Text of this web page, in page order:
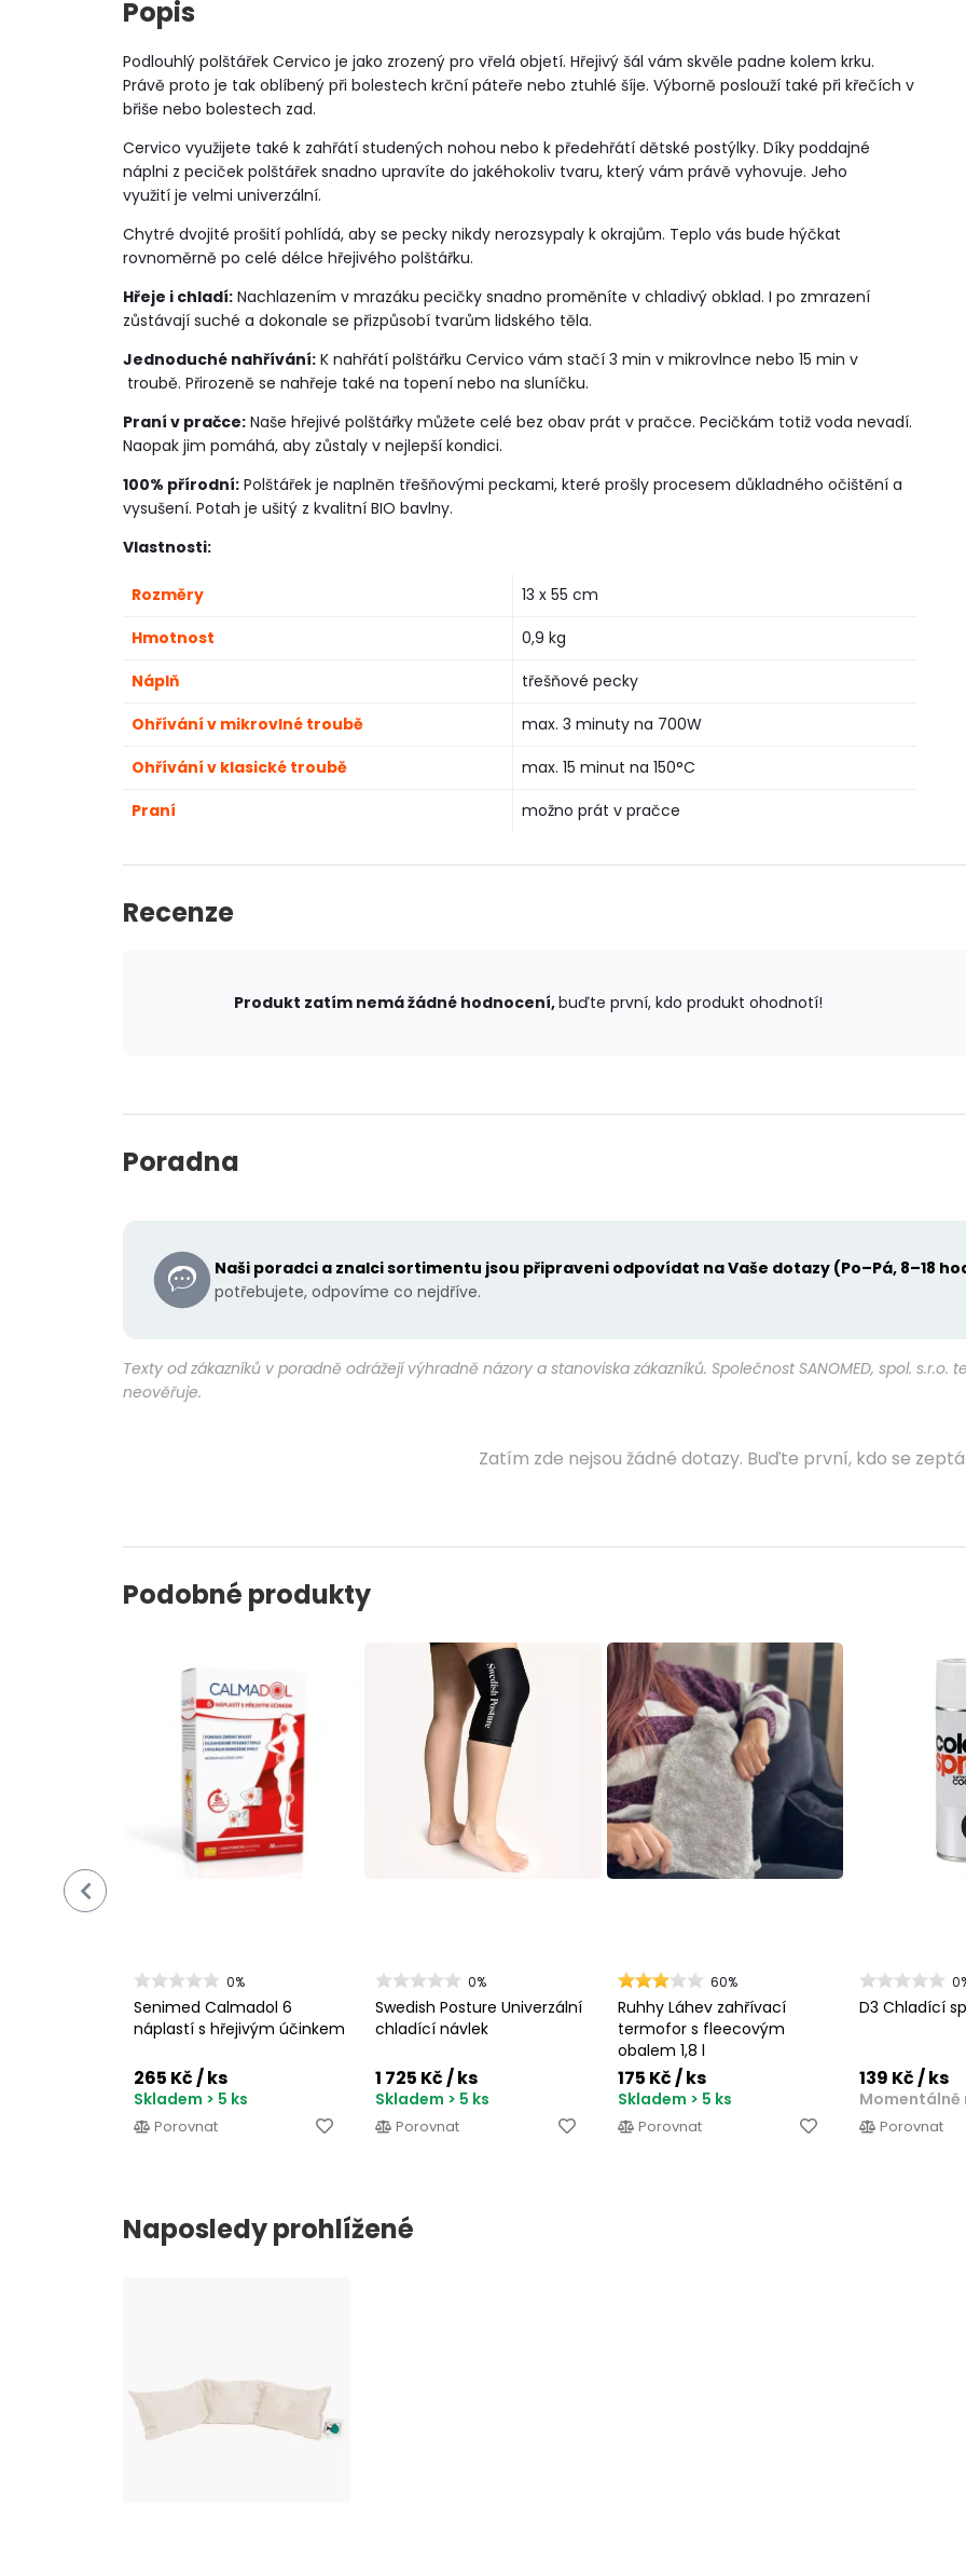
Popis
Podlouhlý polštářek Cervico je jako zrozený pro vřelá objetí. Hřejivý šál vám skvěle padne kolem krku.
Právě proto je tak oblíbený při bolestech krční páteře nebo ztuhlé šíje. Výborně poslouží také při křečích v
břiše nebo bolestech zad.
Cervico využijete také k zahřátí studených nohou nebo k předehřátí dětské postýlky. Díky poddajné
náplni z peciček polštářek snadno upravíte do jakéhokoliv tvaru, který vám právě vyhovuje. Jeho
využití je velmi univerzální.
Chytré dvojité prošití pohlídá, aby se pecky nikdy nerozsypaly k okrajům. Teplo vás bude hýčkat
rovnoměrně po celé délce hřejivého polštářku.
Hřeje i chladí: Nachlazením v mrazáku pecičky snadno proměníte v chladivý obklad. I po zmrazení
zůstávají suché a dokonale se přizpůsobí tvarům lidského těla.
Jednoduché nahřívání: K nahřátí polštářku Cervico vám stačí 3 min v mikrovlnce nebo 15 min v
troubě. Přirozeně se nahřeje také na topení nebo na sluníčku.
Praní v pračce: Naše hřejivé polštářky můžete celé bez obav prát v pračce. Pecičkám totiž voda nevadí.
Naopak jim pomáhá, aby zůstaly v nejlepší kondici.
100% přírodní: Polštářek je naplněn třešňovými peckami, které prošly procesem důkladného očištění a
vysušení. Potah je ušitý z kvalitní BIO bavlny.
Vlastnosti:
Rozměry
13 x 55 cm
Hmotnost
0,9 kg
Náplň
třešňové pecky
Ohřívání v mikrovlné troubě
max. 3 minuty na 700W
Ohřívání v klasické troubě
max. 15 minut na 150°C
Praní
možno prát v pračce
Recenze
Produkt zatím nemá žádné hodnocení,buďte první, kdo produkt ohodnotí!
Poradna
Naši poradci a znalci sortimentu jsou připraveni odpovídat na Vaše dotazy (Po–Pá, 8–18
potřebujete, odpovíme co nejdříve.
Texty od zákazníků v poradně odrážejí výhradně názory a stanoviska zákazníků. Společnost SANOMED, spol.
neověřuje.
Zatím zde nejsou žádné dotazy. Buďte první, kdo se
Podobné produkty
0%
Senimed Calmadol 6
náplastí s hřejivým účinkem
265 Kč/ ks
Skladem > 5 ks
Porovnat
0%
Swedish Posture Univerzální
chladící návlek
1 725 Kč/ ks
Skladem > 5 ks
Porovnat
60%
Ruhhy Láhev zahřívací
termofor s fleecovým
obalem 1,8 l
175 Kč/ ks
Skladem > 5 ks
Porovnat
D3 Chladící
139 Kč/ ks
Porovnat
Naposledy prohlížené